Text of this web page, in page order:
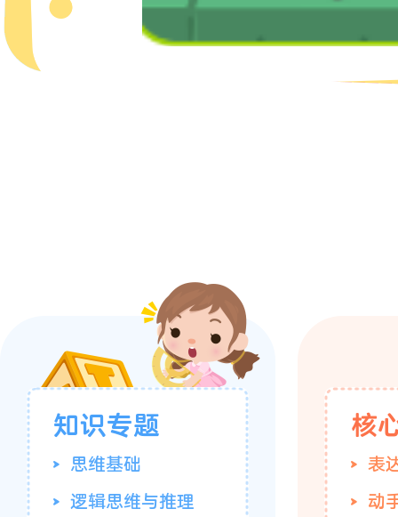
知识专题
思维基础
逻辑思维与推理
核
表
动